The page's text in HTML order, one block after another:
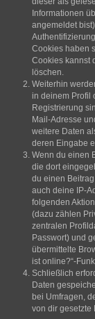
Informationen
angemeldet
Cookies haben
Cookies kannst
löschen.
Weiterhin
in deinem Profil
Registrierung
Mail-Adresse
weitere Daten
deren Eingabe
Wenn du einen
die dort
du einen
auch deine IP-
folgenden
(dazu zählen
zentralen
Passwort) und
übermittelte
ist online?“-
Schließlich
Daten
bei Umfragen,
von dir gesetzte